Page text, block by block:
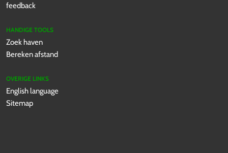
feedback
HANDIGE TOOLS
Zoek haven
Bereken afstand
OVERIGE LINKS
English language
Sitemap